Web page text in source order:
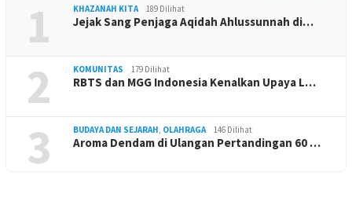
1 KHAZANAH KITA 189 Dilihat
Jejak Sang Penjaga Aqidah Ahlussunnah di…
2 KOMUNITAS 179 Dilihat
RBTS dan MGG Indonesia Kenalkan Upaya L…
3 BUDAYA DAN SEJARAH, OLAHRAGA 146 Dilihat
Aroma Dendam di Ulangan Pertandingan 60 …